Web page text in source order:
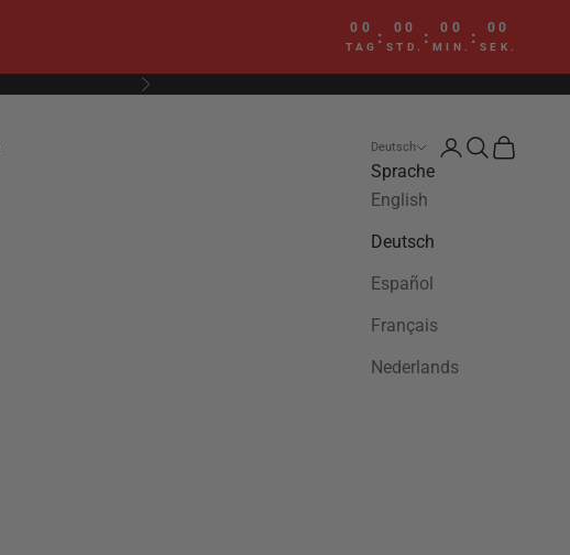
00
TAG : 00
STD. : 00
MIN. : 00
SEK.
Vor
Deutsch
Sprache
English
Deutsch
Español
Français
Nederlands
Anmelden
Suchen